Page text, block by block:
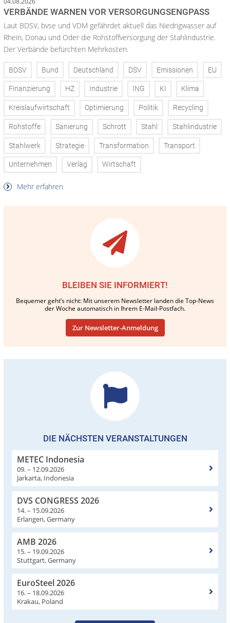
VERBÄNDE WARNEN VOR VERSORGUNGSENGPASS
Laut BDSV, bvse und VDM gefährdet aktuell das Niedrigwasser auf
Rhein, Donau und Oder die Rohstoffversorgung der Stahlindustrie.
Der Verbände befürchten Mehrkosten.
BDSV Bund Deutschland DSV Emissionen EU
Finanzierung HZ Industrie ING KI Klima
Kreislaufwirtschaft Optimierung Politik Recycling
Rohstoffe Sanierung Schrott Stahl Stahlindustrie
Stahlwerk Strategie Transformation Transport
Unternehmen Verlag Wirtschaft
Mehr erfahren
BLEIBEN SIE INFORMIERT!
Bequemer geht’s nicht: Mit unserem Newsletter landen die Top-News
der Woche automatisch in Ihrem E-Mail-Postfach.
Zur Newsletter-Anmeldung
DIE NÄCHSTEN VERANSTALTUNGEN
METEC Indonesia
09. – 12.09.2026
Jarkarta, Indonesia
DVS CONGRESS 2026
14. – 15.09.2026
Erlangen, Germany
AMB 2026
15. – 19.09.2026
Stuttgart, Germany
EuroSteel 2026
16. – 18.09.2026
Krakau, Poland